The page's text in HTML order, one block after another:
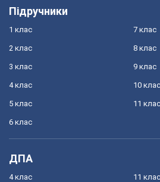
Підручники
1 клас
2 клас
3 клас
4 клас
5 клас
6 клас
7 клас
8 клас
9 клас
10 клас
11 клас
ДПА
4 клас 11 клас